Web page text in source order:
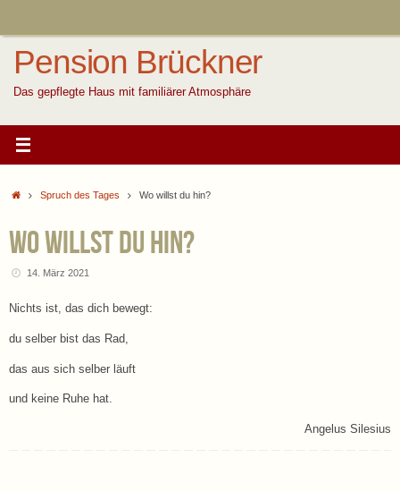
Pension Brückner
Das gepflegte Haus mit familiärer Atmosphäre
StartSpruch des Tages Wo willst du hin?
Wo willst du hin?
14. März 2021
Nichts ist, das dich bewegt:
du selber bist das Rad,
das aus sich selber läuft
und keine Ruhe hat.
Angelus Silesius